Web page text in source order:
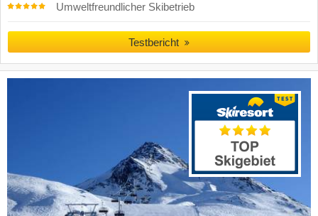
Umweltfreundlicher Skibetrieb
Testbericht